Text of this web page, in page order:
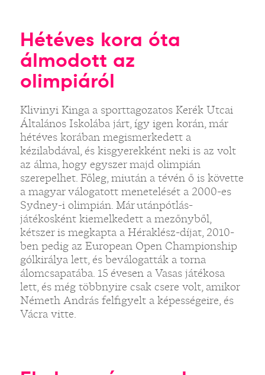
Hétéves kora óta
álmodott az
olimpiáról
Klivinyi Kinga a sporttagozatos Kerék Utcai
Általános Iskolába járt, így igen korán, már
hétéves korában megismerkedett a
kézilabdával, és kisgyerekként neki is az volt
az álma, hogy egyszer majd olimpián
szerepelhet. Főleg, miután a tévén ő is követte
a magyar válogatott menetelését a 2000-es
Sydney-i olimpián. Már utánpótlás-
játékosként kiemelkedett a mezőnyből,
kétszer is megkapta a Héraklész-díjat, 2010-
ben pedig az European Open Championship
gólkirálya lett, és beválogatták a torna
álomcsapatába. 15 évesen a Vasas játékosa
lett, és még többnyire csak csere volt, amikor
Németh András felfigyelt a képességeire, és
Vácra vitte.